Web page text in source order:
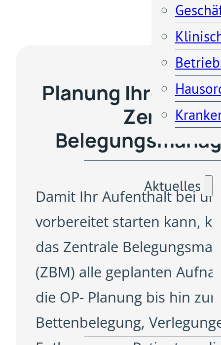
Aktuelles
Planung Ihres
Zentrales
Damit Ihr Aufenthalt bei
vorbereitet starten kann,
das Zentrale
(ZBM) alle geplanten
die OP- Planung bis hin zur
Bettenbelegung,